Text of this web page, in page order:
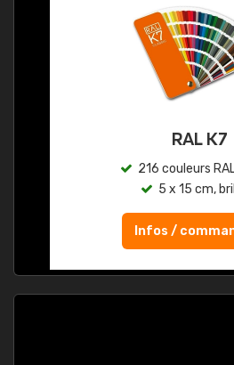
RAL K7
216 couleurs
5 x 15 cm,
Infos /